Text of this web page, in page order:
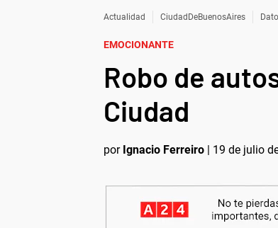
Actualidad CiudadDeBuenosAires
EMOCIONANTE
Robo de
Ciudad
por Ignacio Ferreiro | 19 de julio